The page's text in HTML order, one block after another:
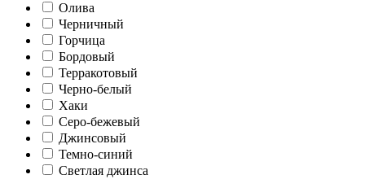
Олива
Черничный
Горчица
Бордовый
Терракотовый
Черно-белый
Хаки
Серо-бежевый
Джинсовый
Темно-синий
Светлая джинса